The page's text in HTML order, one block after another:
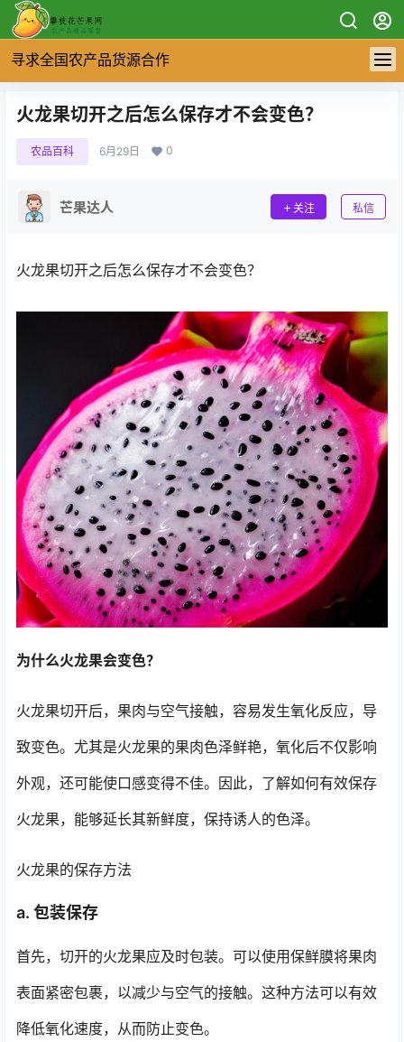
寻求全国农产品货源合作
火龙果切开之后怎么保存才不会变色？
农品百科 6月29日 0
芒果达人 关注 私信
火龙果切开之后怎么保存才不会变色？
为什么火龙果会变色？
火龙果切开后，果肉与空气接触，容易发生氧化反应，导
致变色。尤其是火龙果的果肉色泽鲜艳，氧化后不仅影响
外观，还可能使口感变得不佳。因此，了解如何有效保存
火龙果，能够延长其新鲜度，保持诱人的色泽。
火龙果的保存方法
a. 包装保存
首先，切开的火龙果应及时包装。可以使用保鲜膜将果肉
表面紧密包裹，以减少与空气的接触。这种方法可以有效
降低氧化速度，从而防止变色。